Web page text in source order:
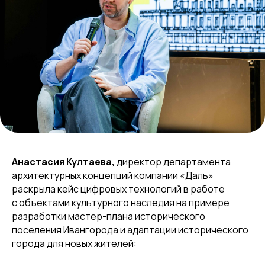
Анастасия Култаева, директор департамента
архитектурных концепций компании «Даль»
раскрыла кейс цифровых технологий в работе
с объектами культурного наследия на примере
разработки мастер-плана исторического
поселения Ивангорода и адаптации исторического
города для новых жителей: